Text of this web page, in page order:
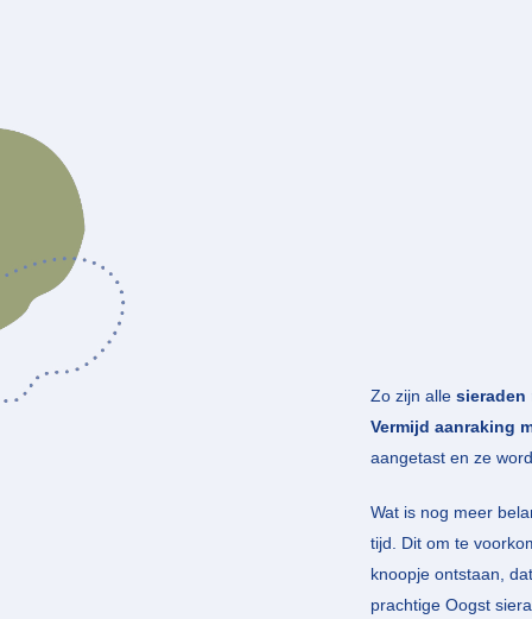
Zo zijn alle sieraden
Vermijd aanraking
aangetast en ze
Wat is nog meer
tijd. Dit om te
knoopje ontstaan,
prachtige Oogst